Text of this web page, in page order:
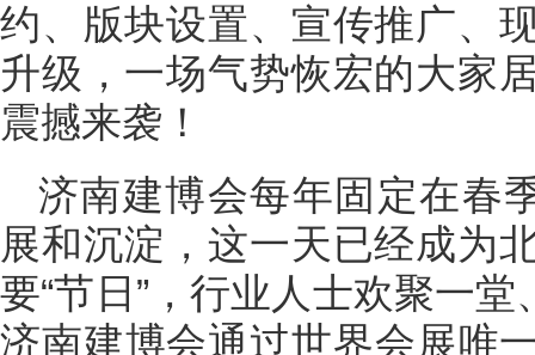
约、版块设置、宣传推广、
升级，一场气势恢宏的大家
震撼来袭！
济南建博会每年固定在春
展和沉淀，这一天已经成为
要“节日”，行业人士欢聚一
济南建博会通过世界会展
门网专
激发新
咖齐聚，
国际门业
展），中